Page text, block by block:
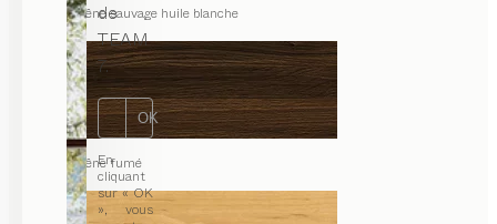
de
TEAM
7.
OK
En
cliquant
sur « OK
», vous
chêne sauvage huile blanche
chêne fumé